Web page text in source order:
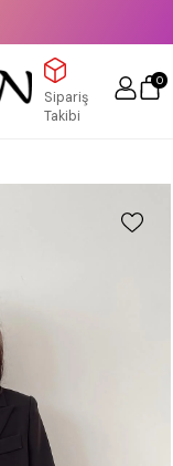
Sipariş
Takibi
0